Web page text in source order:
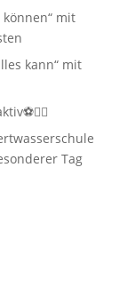
können“ mit
kann“ mit
Tag